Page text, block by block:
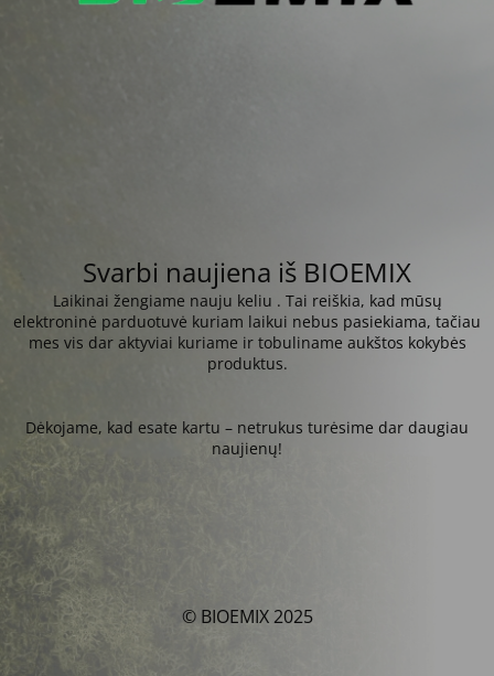
Svarbi naujiena iš BIOEMIX
Laikinai žengiame nauju keliu . Tai reiškia, kad mūsų
elektroninė parduotuvė kuriam laikui nebus pasiekiama, tačiau
mes vis dar aktyviai kuriame ir tobuliname aukštos kokybės
produktus.
Dėkojame, kad esate kartu – netrukus turėsime dar daugiau
naujienų!
© BIOEMIX 2025